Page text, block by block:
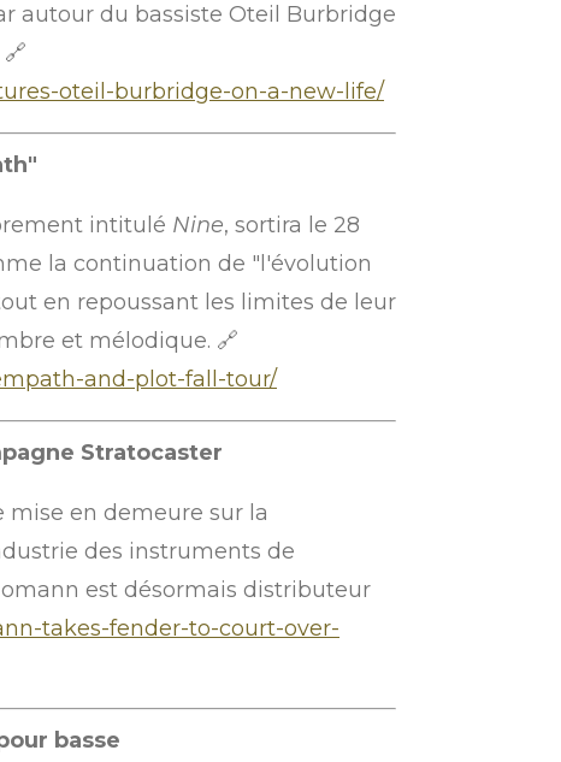
autour du bassiste Oteil Burbridge
oteil-burbridge-on-a-new-life/
intitulé Nine, sortira le 28
la continuation de "l'évolution
en repoussant les limites de leur
et mélodique. 🔗
and-plot-fall-tour/
Stratocaster
en demeure sur la
des instruments de
est désormais distributeur
takes-fender-to-court-over-
basse